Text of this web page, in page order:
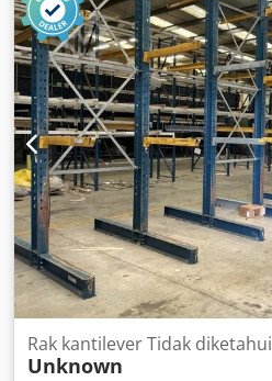
Rak kantilever Tidak diketahui
Unknown